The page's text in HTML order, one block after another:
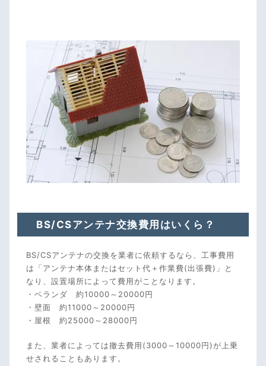
BS/CSアンテナ交換費用はいくら？
BS/CSアンテナの交換を業者に依頼するなら、工事費用
は「アンテナ本体またはセット代＋作業費(出張費)」と
なり、設置場所によって費用がことなります。
・ベランダ 約10000～20000円
・壁面 約11000～20000円
・屋根 約25000～28000円
また、業者によっては撤去費用(3000～10000円)が上乗
せされることもあります。